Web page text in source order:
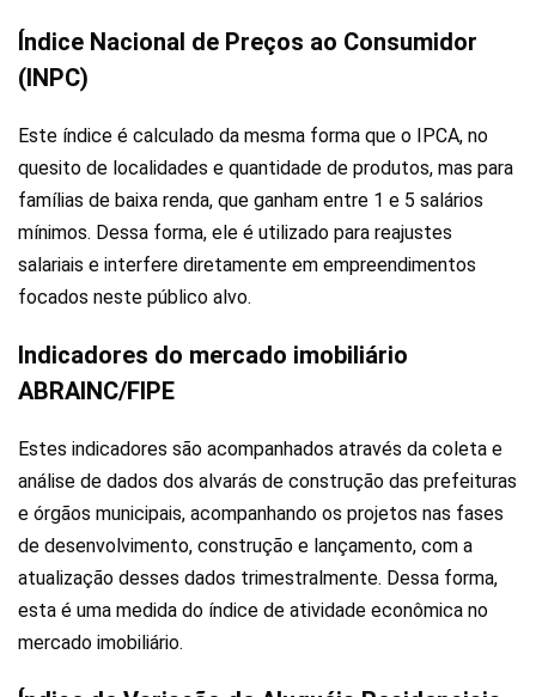
Índice Nacional de Preços ao Consumidor
(INPC)
Este índice é calculado da mesma forma que o IPCA, no
quesito de localidades e quantidade de produtos, mas para
famílias de baixa renda, que ganham entre 1 e 5 salários
mínimos. Dessa forma, ele é utilizado para reajustes
salariais e interfere diretamente em empreendimentos
focados neste público alvo.
Indicadores do mercado imobiliário
ABRAINC/FIPE
Estes indicadores são acompanhados através da coleta e
análise de dados dos alvarás de construção das prefeituras
e órgãos municipais, acompanhando os projetos nas fases
de desenvolvimento, construção e lançamento, com a
atualização desses dados trimestralmente. Dessa forma,
esta é uma medida do índice de atividade econômica no
mercado imobiliário.